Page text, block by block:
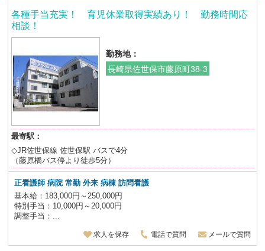
各種手当充実！ 育児休業取得実績あり！ 勤務時間応
相談！
勤務地：
長崎県佐世保市藤原町38-3
最寄駅：
◇JR佐世保線 佐世保駅 バスで4分
（藤原橋バス停より徒歩5分）
正看護師病院 常勤 外来 病棟 訪問看護
基本給：183,000円～250,000円
特別手当：10,000円～20,000円
調整手当：...
求人を保存 電話で質問 メールで質問